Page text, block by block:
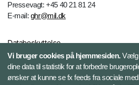
Pressevagt: +45 40 21 81 24
E-mail: ghr@mil.dk
Databeskyttelse
Følg Gardehusarregimentet
Vi bruger cookies på hjemmesiden.Vælg
dine data til statistik for at forbedre
ønsker at kunne se fx feeds fra sociale